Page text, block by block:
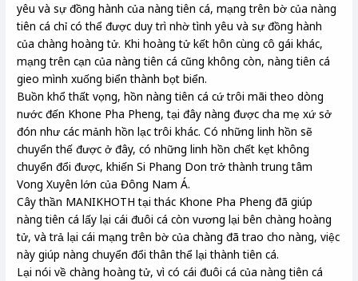
yêu và sự đồng hành của nàng tiên cá, mạng trên bờ của nàng
tiên cá chỉ có thể được duy trì nhờ tình yêu và sự đồng hành
của chàng hoàng tử. Khi hoàng tử kết hôn cùng cô gái khác,
mạng trên cạn của nàng tiên cá cũng không còn, nàng tiên cá
gieo mình xuống biển thành bọt biển.
Buồn khổ thất vọng, hồn nàng tiên cá cứ trôi mãi theo dòng
nước đến Khone Pha Pheng, tại đây nàng được cha mẹ xứ sở
đón như các mảnh hồn lạc trôi khác. Có những linh hồn sẽ
chuyển thế được ở đây, có những linh hồn chết kẹt không
chuyển đổi được, khiến Si Phang Don trở thành trung tâm
Vong Xuyên lớn của Đông Nam Á.
Cây thần MANIKHOTH tại thác Khone Pha Pheng đã giúp
nàng tiên cá lấy lại cái đuôi cá còn vương lại bên chàng hoàng
tử, và trả lại cái mạng trên bờ của chàng đã trao cho nàng, việc
này giúp nàng chuyển đổi thân thể lại thành tiên cá.
Lại nói về chàng hoàng tử, vì có cái đuôi cá của nàng tiên cá